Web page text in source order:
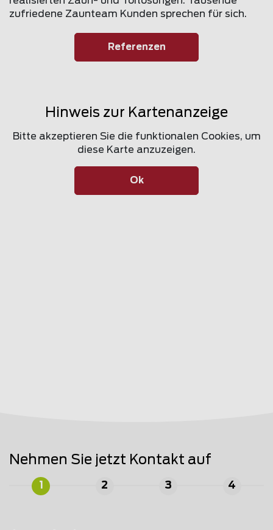
zufriedene Zaunteam Kunden sprechen für sich.
Referenzen
Hinweis zur Kartenanzeige
Bitte akzeptieren Sie die funktionalen Cookies, um
diese Karte anzuzeigen.
Ok
Nehmen Sie jetzt Kontakt auf
1 2 3 4